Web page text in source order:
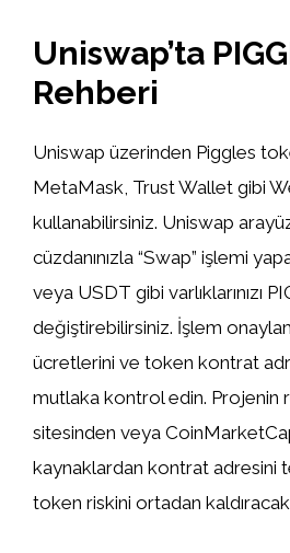
Uniswap’ta
Rehberi
Uniswap üzerinden Piggles
MetaMask, Trust Wallet gibi
kullanabilirsiniz. Uniswap
cüzdanınızla “Swap” işlemi
veya USDT gibi varlıklarınızı
değiştirebilirsiniz. İşlem
ücretlerini ve token kontrat
mutlaka kontrol edin. Projenin
sitesinden veya
kaynaklardan kontrat adresini
token riskini ortadan